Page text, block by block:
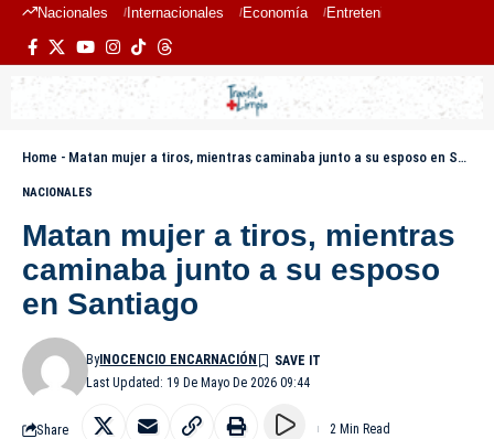
Nacionales Internacionales Economía Entretenimiento
Home - Matan mujer a tiros, mientras caminaba junto a su esposo en Santiago
NACIONALES
Matan mujer a tiros, mientras
caminaba junto a su esposo
en Santiago
Last Updated: 19 De Mayo De 2026 09:44
ByINOCENCIO ENCARNACIÓN
Share 2 Min Read